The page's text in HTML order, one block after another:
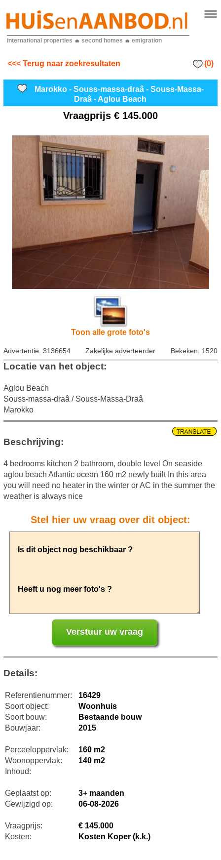
international properties second homes emigration
<<< Terug naar zoekresultaten (0)
Marokko - Souss-massa-draâ - Souss-Massa-
Draâ - Aglou Beach
Vraagprijs € 145.000
Toon alle grote foto's
Advertentie: 3136654 Zakelijke adverteerder Bekeken: 1520
Locatie van het object:
Aglou Beach
Souss-massa-draâ / Souss-Massa-Draâ
Marokko
Beschrijving:
4 bedrooms kitchen 2 bathroom, double level On seaside
aglou beach Atlantic ocean 160 m2 newly built In this area
you will need no heater in the winter or AC in the summer the
weather is always nice
Stel hier uw vraag over dit object:
Details:
Referentienummer:
16429
Soort object:
Woonhuis
Soort bouw:
Bestaande bouw
Bouwjaar:
2015
Perceeloppervlak:
160 m2
Woonoppervlak:
140 m2
Inhoud:
Geplaatst op:
3+ maanden
Gewijzigd op:
06-08-2026
Vraagprijs:
€ 145.000
Kosten:
Kosten Koper (k.k.)